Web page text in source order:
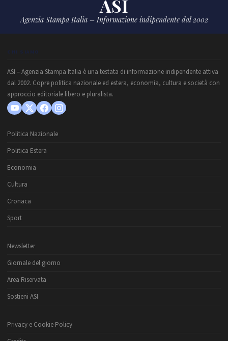
ASI
Agenzia Stampa Italia – Informazione indipendente dal 2002
CHI SIAMO
ASI – Agenzia Stampa Italia è una testata di informazione indipendente attiva
dal 2002. Copre politica nazionale ed estera, economia, cultura e società con
approccio editoriale libero e pluralista.
Politica Nazionale
Politica Estera
Economia
Cultura
Cronaca
Sport
Newsletter
Giornale del giorno
Area Riservata
Sostieni ASI
Privacy e Cookie Policy